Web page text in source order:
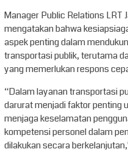
Manager Public Relations LRT
mengatakan bahwa
aspek penting dalam
transportasi publik, terutama
yang memerlukan respons
“Dalam layanan transportasi
darurat menjadi faktor penting
menjaga keselamatan
kompetensi personel dalam
dilakukan secara